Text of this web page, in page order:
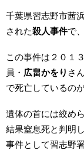
千葉県習志野市茜
された殺人事件で
この事件は２０１
員・ 広畠かをり さ
で死亡しているの
遺体の首には絞め
結果窒息死と判明
事件として習志野